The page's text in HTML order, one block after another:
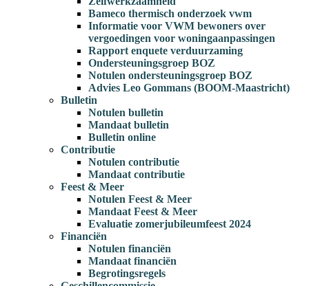
Bameco thermisch onderzoek vwm
Informatie voor VWM bewoners over
vergoedingen voor woningaanpassingen
Rapport enquete verduurzaming
Ondersteuningsgroep BOZ
Notulen ondersteuningsgroep BOZ
Advies Leo Gommans (BOOM-Maastricht)
Bulletin
Notulen bulletin
Mandaat bulletin
Bulletin online
Contributie
Notulen contributie
Mandaat contributie
Feest & Meer
Notulen Feest & Meer
Mandaat Feest & Meer
Evaluatie zomerjubileumfeest 2024
Financiën
Notulen financiën
Mandaat financiën
Begrotingsregels